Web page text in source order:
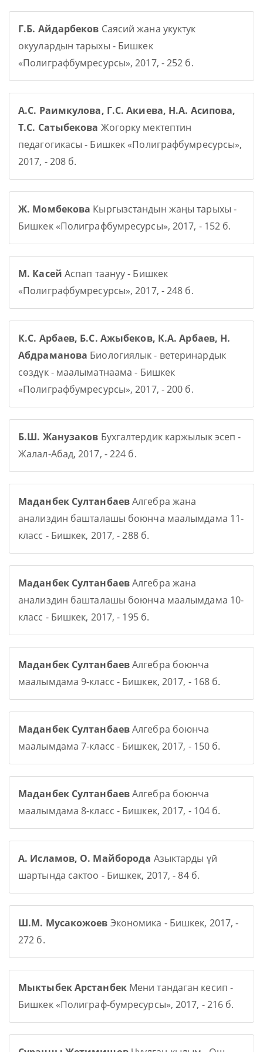
Г.Б. Айдарбеков Саясий жана укуктук
окуулардын тарыхы - Бишкек
«Полиграфбумресурсы», 2017, - 252 б.
А.С. Раимкулова, Г.С. Акиева, Н.А. Асипова,
Т.С. Сатыбекова Жогорку мектептин
педагогикасы - Бишкек «Полиграфбумресурсы»,
2017, - 208 б.
Ж. Момбекова Кыргызстандын жаңы тарыхы -
Бишкек «Полиграфбумресурсы», 2017, - 152 б.
М. Касей Аспап таануу - Бишкек
«Полиграфбумресурсы», 2017, - 248 б.
К.С. Арбаев, Б.С. Ажыбеков, К.А. Арбаев, Н.
Абдраманова Биологиялык - ветеринардык
сөздүк - маалыматнаама - Бишкек
«Полиграфбумресурсы», 2017, - 200 б.
Б.Ш. Жанузаков Бухгалтердик каржылык эсеп -
Жалал-Абад, 2017, - 224 б.
Маданбек СултанбаевАлгебра жана
анализдин башталашы боюнча маалымдама 11-
класс - Бишкек, 2017, - 288 б.
Маданбек СултанбаевАлгебра жана
анализдин башталашы боюнча маалымдама 10-
класс - Бишкек, 2017, - 195 б.
Маданбек СултанбаевАлгебра боюнча
маалымдама 9-класс - Бишкек, 2017, - 168 б.
Маданбек СултанбаевАлгебра боюнча
маалымдама 7-класс - Бишкек, 2017, - 150 б.
Маданбек СултанбаевАлгебра боюнча
маалымдама 8-класс - Бишкек, 2017, - 104 б.
А. Исламов, О. Майборода Азыктарды үй
шартында сактоо - Бишкек, 2017, - 84 б.
Ш.М. Мусакожоев Экономика - Бишкек, 2017, -
272 б.
Мыктыбек АрстанбекМени тандаган кесип -
Бишкек «Полиграф-бумресурсы», 2017, - 216 б.